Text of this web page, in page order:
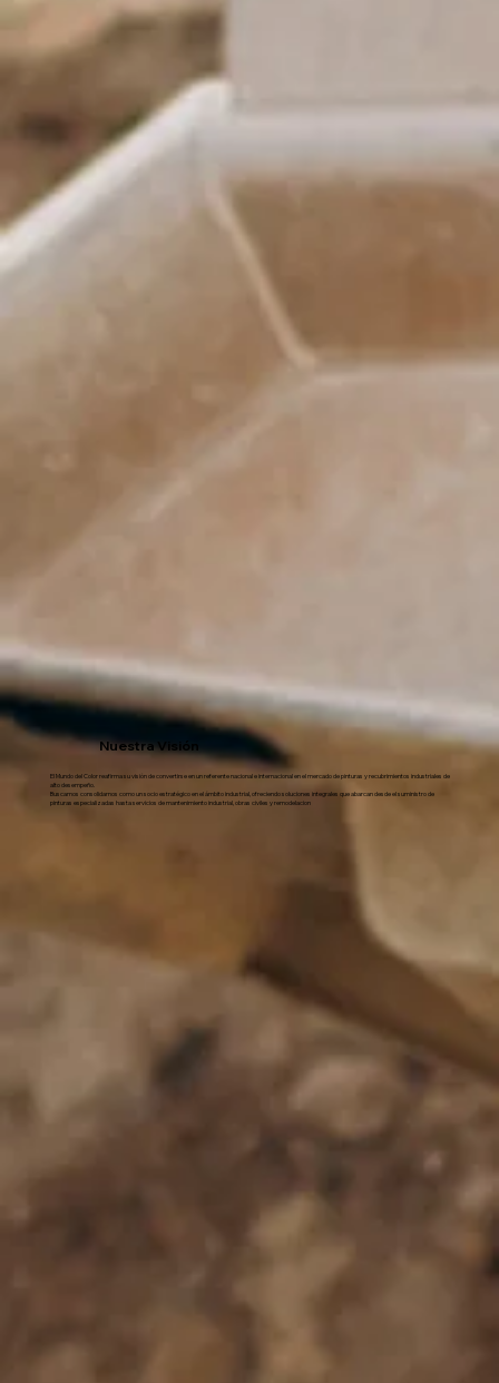
Nuestra Visión
El Mundo del Color reafirma su visión de convertirse en un referente nacional e internacional en el mercado de pinturas y recubrimientos industriales de
alto desempeño.
Buscamos consolidarnos como un socio estratégico en el ámbito industrial, ofreciendo soluciones integrales que abarcan desde el suministro de
pinturas especializadas hasta servicios de mantenimiento industrial, obras civiles y remodelacion